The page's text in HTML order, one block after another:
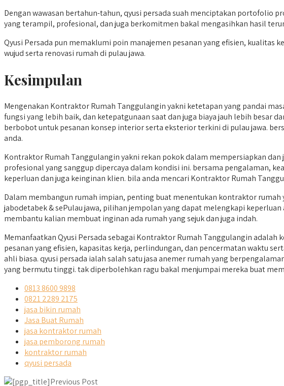
Dengan wawasan bertahun-tahun, qyusi persada suah menciptakan portofolio
yang terampil, profesional, dan juga berkomitmen bakal mengasihkan hasil
Qyusi Persada pun memaklumi poin manajemen pesanan yang efisien, kualitas
wujud serta renovasi rumah di pulau jawa.
Kesimpulan
Mengenakan Kontraktor Rumah Tanggulangin yakni ketetapan yang pandai
fungsi yang lebih baik, dan ketepatgunaan saat dan juga biaya jauh lebih besar
berbobot untuk pesanan konsep interior serta eksterior terkini di pulau jawa.
anda.
Kontraktor Rumah Tanggulangin yakni rekan pokok dalam mempersiapkan
profesional yang sanggup dipercaya dalam kondisi ini. bersama pengalaman,
keperluan dan juga keinginan klien. bila anda mencari Kontraktor Rumah
Dalam membangun rumah impian, penting buat menentukan kontraktor
jabodetabek & sePulau jawa, pilihan jempolan yang dapat melengkapi
membantu kalian membuat inginan ada rumah yang sejuk dan juga indah.
Memanfaatkan Qyusi Persada sebagai Kontraktor Rumah Tanggulangin
pesanan yang efisien, kapasitas kerja, perlindungan, dan pencermatan waktu
ahli biasa. qyusi persada ialah salah satu jasa anemer rumah yang
yang bermutu tinggi. tak diperbolehkan ragu bakal menjumpai mereka buat
0813 8600 9898
0821 2289 2175
jasa bikin rumah
Jasa Buat Rumah
jasa kontraktor rumah
jasa pemborong rumah
kontraktor rumah
qyusi persada
Previous Post